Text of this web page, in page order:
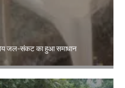
पेय जल-संकट का हुआ समाधान